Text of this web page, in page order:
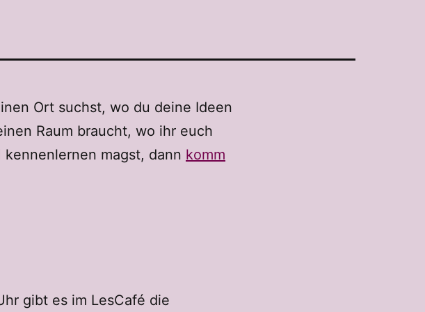
Ort suchst, wo du deine Ideen
Raum braucht, wo ihr euch
magst, dann komm
gibt es im LesCafé die